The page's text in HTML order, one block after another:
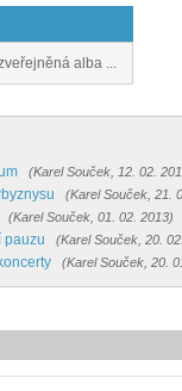
alba ...
(Karel Souček, 12. 02.
(Karel Souček, 21.
(Karel Souček, 01. 02. 2013)
pauzu (Karel Souček, 20.
(Karel Souček, 20.